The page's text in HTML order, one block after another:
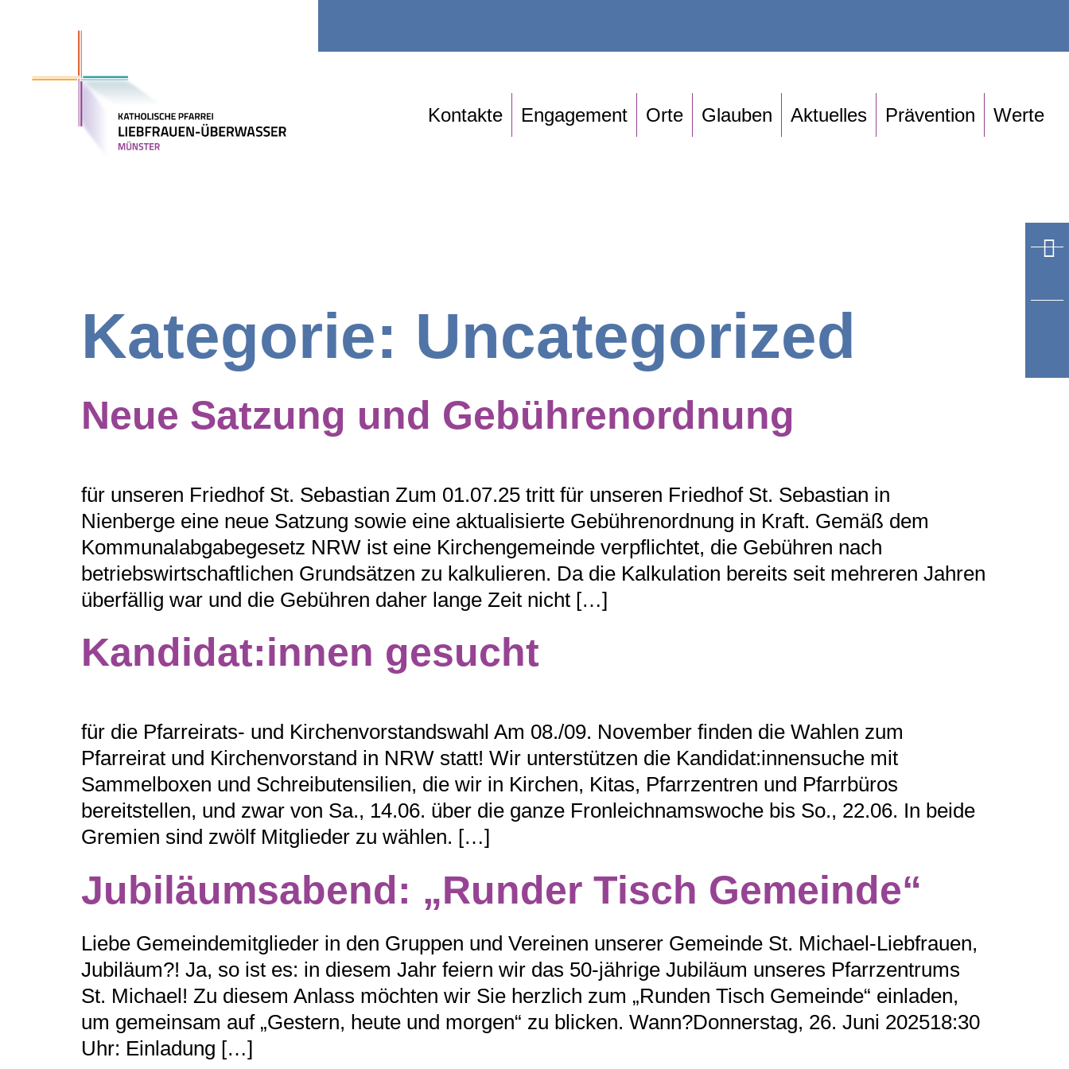
Kontakte Engagement Orte Glauben Aktuelles Prävention Werte
Kategorie: Uncategorized
Neue Satzung und Gebührenordnung
für unseren Friedhof St. Sebastian Zum 01.07.25 tritt für unseren Friedhof St. Sebastian in
Nienberge eine neue Satzung sowie eine aktualisierte Gebührenordnung in Kraft. Gemäß dem
Kommunalabgabegesetz NRW ist eine Kirchengemeinde verpflichtet, die Gebühren nach
betriebswirtschaftlichen Grundsätzen zu kalkulieren. Da die Kalkulation bereits seit mehreren Jahren
überfällig war und die Gebühren daher lange Zeit nicht […]
Kandidat:innen gesucht
für die Pfarreirats- und Kirchenvorstandswahl Am 08./09. November finden die Wahlen zum
Pfarreirat und Kirchenvorstand in NRW statt! Wir unterstützen die Kandidat:innensuche mit
Sammelboxen und Schreibutensilien, die wir in Kirchen, Kitas, Pfarrzentren und Pfarrbüros
bereitstellen, und zwar von Sa., 14.06. über die ganze Fronleichnamswoche bis So., 22.06. In beide
Gremien sind zwölf Mitglieder zu wählen. […]
Jubiläumsabend: „Runder Tisch Gemeinde“
Liebe Gemeindemitglieder in den Gruppen und Vereinen unserer Gemeinde St. Michael-Liebfrauen,
Jubiläum?! Ja, so ist es: in diesem Jahr feiern wir das 50-jährige Jubiläum unseres Pfarrzentrums
St. Michael! Zu diesem Anlass möchten wir Sie herzlich zum „Runden Tisch Gemeinde“ einladen,
um gemeinsam auf „Gestern, heute und morgen“ zu blicken. Wann?Donnerstag, 26. Juni 202518:30
Uhr: Einladung […]